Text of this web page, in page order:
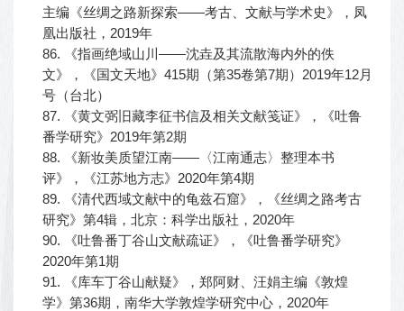
主编《丝绸之路新探索——考古、文献与学术史》，凤
凰出版社，2019年
86. 《指画绝域山川——沈垚及其流散海内外的佚
文》，《国文天地》415期（第35卷第7期）2019年12月
号（台北）
87. 《黄文弼旧藏李征书信及相关文献笺证》，《吐鲁
番学研究》2019年第2期
88. 《新妆美质望江南——〈江南通志〉整理本书
评》，《江苏地方志》2020年第4期
89. 《清代西域文献中的龟兹石窟》，《丝绸之路考古
研究》第4辑，北京：科学出版社，2020年
90. 《吐鲁番丁谷山文献疏证》，《吐鲁番学研究》
2020年第1期
91. 《库车丁谷山献疑》，郑阿财、汪娟主编《敦煌
学》第36期，南华大学敦煌学研究中心，2020年